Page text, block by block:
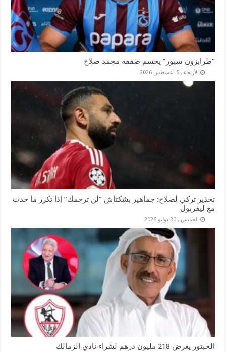
“طرابزون سبور” يحسم صفقة محمد صلاح
الأربعاء , 5 أغسطس 2026
تحذير تركي لصلاح: جماهير بشكتاش “لن ترحمك” إذا تكرر ما حدث
مع ليفربول
الخميس , 30 يوليو 2026
الحبتور يعرض 218 مليون درهم لشراء نادي الزمالك